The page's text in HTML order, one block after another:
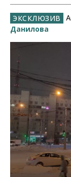
Данилова